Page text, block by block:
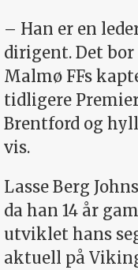
– Han er en
dirigent. Det
Malmø FFs
tidligere
Brentford og
vis.
Lasse Berg
da han 14 år
utviklet hans
aktuell på